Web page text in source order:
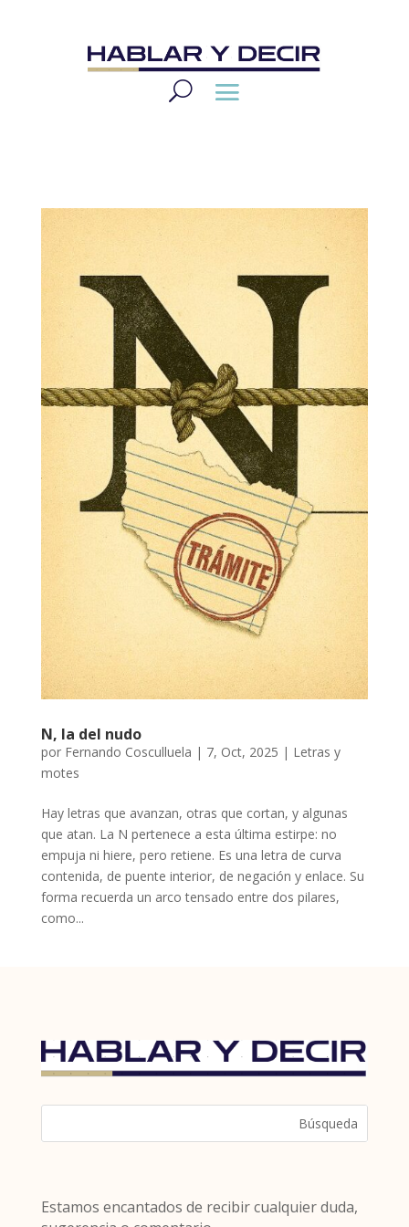
N, la del nudo
por Fernando Cosculluela | 7, Oct, 2025 | Letras y
motes
Hay letras que avanzan, otras que cortan, y algunas
que atan. La N pertenece a esta última estirpe: no
empuja ni hiere, pero retiene. Es una letra de curva
contenida, de puente interior, de negación y enlace. Su
forma recuerda un arco tensado entre dos pilares,
como...
Estamos encantados de recibir cualquier duda,